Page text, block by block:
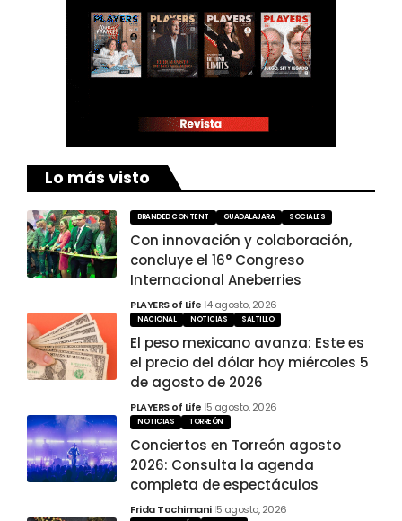
Lo más visto
BRANDED CONTENT GUADALAJARA SOCIALES
Con innovación y colaboración,
concluye el 16° Congreso
Internacional Aneberries
PLAYERS of Life 4 agosto, 2026
NACIONAL NOTICIAS SALTILLO
El peso mexicano avanza: Este es
el precio del dólar hoy miércoles 5
de agosto de 2026
PLAYERS of Life 5 agosto, 2026
NOTICIAS TORREÓN
Conciertos en Torreón agosto
2026: Consulta la agenda
completa de espectáculos
Frida Tochimani 5 agosto, 2026